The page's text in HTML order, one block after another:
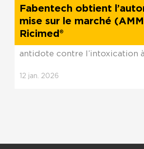
‍Fabentech obtient
mise sur le marché
Ricimed®
antidote contre l’intoxication
12 jan. 2026